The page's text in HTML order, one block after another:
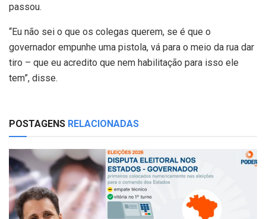
passou.
“Eu não sei o que os colegas querem, se é que o
governador empunhe uma pistola, vá para o meio da rua dar
tiro – que eu acredito que nem habilitação para isso ele
tem”, disse.
POSTAGENS RELACIONADAS